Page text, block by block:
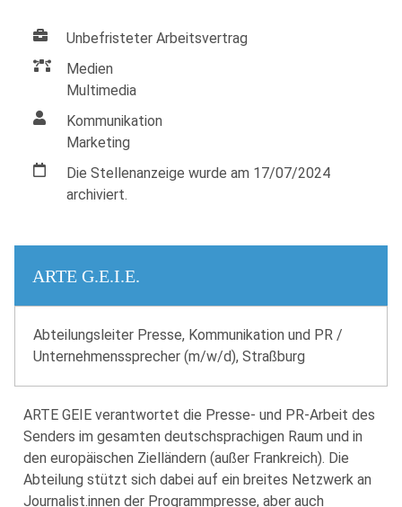
Unbefristeter Arbeitsvertrag
Medien
Multimedia
Kommunikation
Marketing
Die Stellenanzeige wurde am 17/07/2024
archiviert.
ARTE G.E.I.E.
Abteilungsleiter Presse, Kommunikation und PR /
Unternehmenssprecher (m/w/d), Straßburg
ARTE GEIE verantwortet die Presse- und PR-Arbeit des
Senders im gesamten deutschsprachigen Raum und in
den europäischen Zielländern (außer Frankreich). Die
Abteilung stützt sich dabei auf ein breites Netzwerk an
Journalist.innen der Programmpresse, aber auch